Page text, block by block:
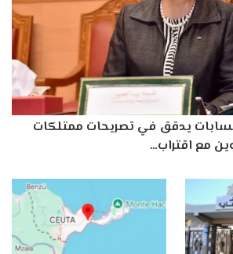
يدقق في تصريحات ممتلكات
مع اقتراب…